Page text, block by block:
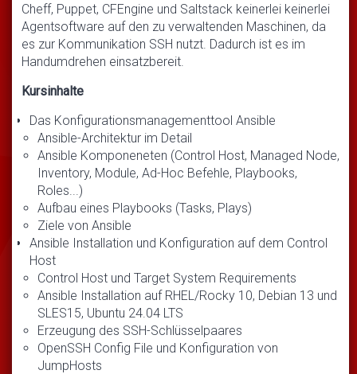
Cheff, Puppet, CFEngine und Saltstack keinerlei keinerlei
Agentsoftware auf den zu verwaltenden Maschinen, da
es zur Kommunikation SSH nutzt. Dadurch ist es im
Handumdrehen einsatzbereit.
Kursinhalte
Das Konfigurationsmanagementtool Ansible
Ansible-Architektur im Detail
Ansible Komponeneten (Control Host, Managed Node,
Inventory, Module, Ad-Hoc Befehle, Playbooks,
Roles...)
Aufbau eines Playbooks (Tasks, Plays)
Ziele von Ansible
Ansible Installation und Konfiguration auf dem Control
Host
Control Host und Target System Requirements
Ansible Installation auf RHEL/Rocky 10, Debian 13 und
SLES15, Ubuntu 24.04 LTS
Erzeugung des SSH-Schlüsselpaares
OpenSSH Config File und Konfiguration von
JumpHosts